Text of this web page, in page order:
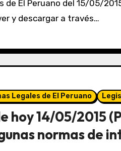
y descargar a través…
Legales de El Peruano
hoy 14/05/2015
normas de